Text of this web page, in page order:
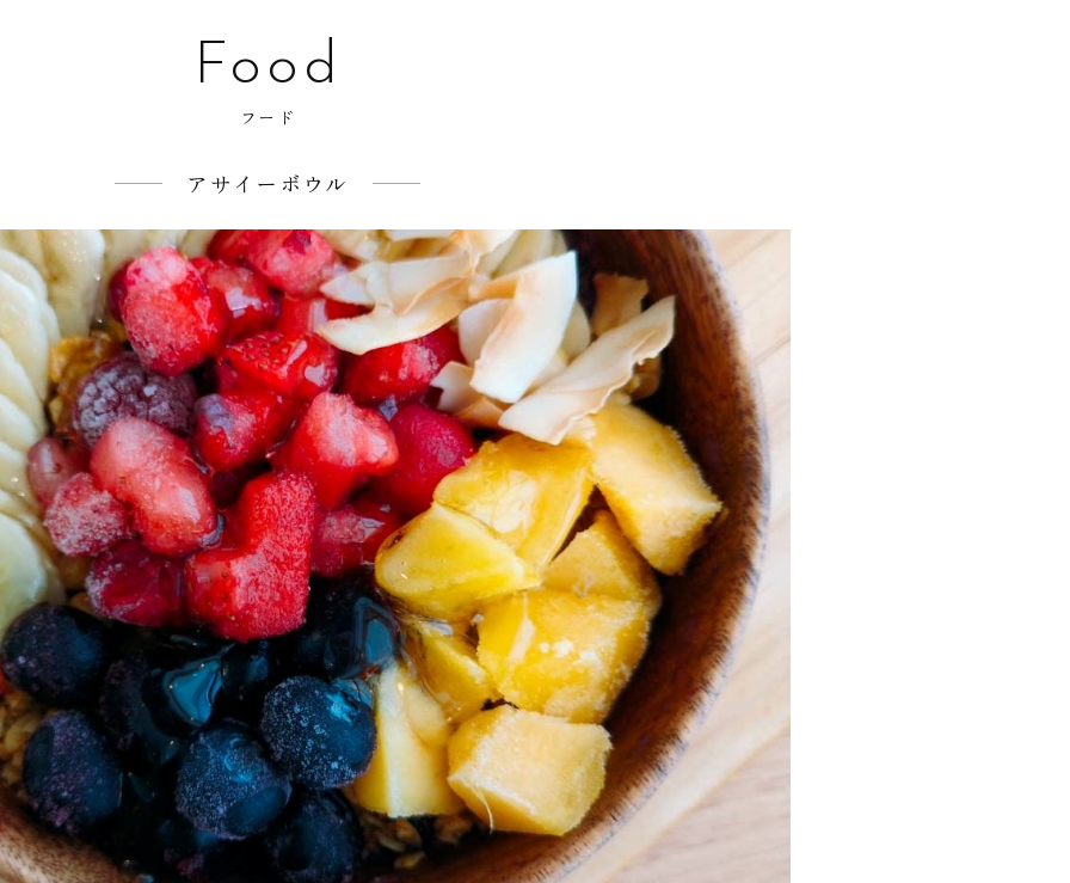
Food
フード
アサイーボウル